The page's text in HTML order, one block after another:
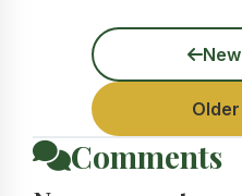
Comments